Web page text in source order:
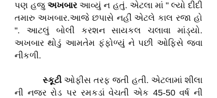
પણ હજુ અખબારઆવ્યું ન હતું. એટલા માં " લ્યો દીદી
તમારુ અખબાર.આજે છપાસે નહીં એટલે કાલ રજા હો
". આટલું બોલી કરશન સાયકલ ચલાવા માંડ્યો.
અખબાર થોડું આમતેમ ફંફોળ્યું ને પછી ઓફિસે જવા
નીકળી.
સ્કૂટીઓફીસ તરફ જતી હતી. એટલામાં શીલા
ની નજર રોડ પર રમકડાં વેચતી એક 45-50 વર્ષ ની